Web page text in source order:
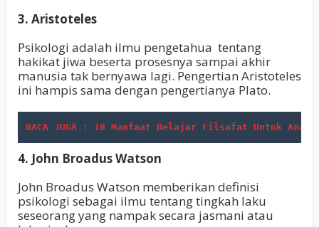
3. Aristoteles
Psikologi adalah ilmu pengetahua tentang
hakikat jiwa beserta prosesnya sampai akhir
manusia tak bernyawa lagi. Pengertian Aristoteles
ini hampis sama dengan pengertianya Plato.
BACA JUGA : 10 Manfaat Belajar Filsafat Untuk Anak
4. John Broadus Watson
John Broadus Watson memberikan definisi
psikologi sebagai ilmu tentang tingkah laku
seseorang yang nampak secara jasmani atau